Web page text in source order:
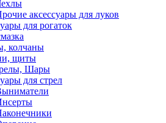
аксессуары для луков
для рогаток
колчаны
щиты
Шары
для стрел